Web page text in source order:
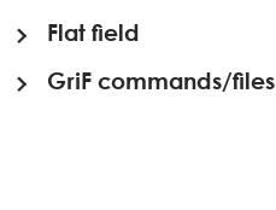
Flat field
GriF commands/files